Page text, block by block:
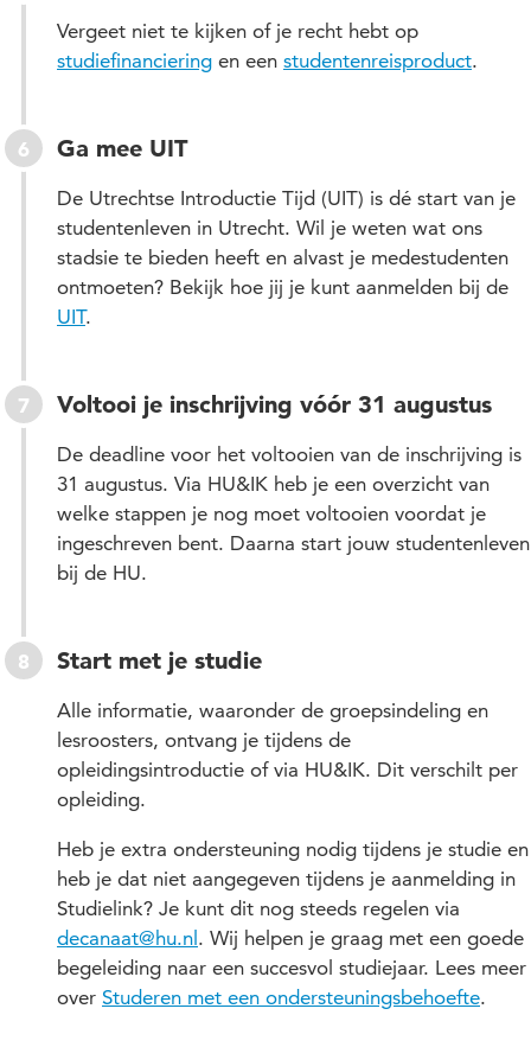
mogelijk, uiterlijk voor de startdatum van je studie.
Maak je geen zorgen dat je meteen moet betalen:
pagina Collegeld en betalen
Verifiëren vooropleiding
Meestal is je vooropleiding door DUO geverifieerd.
Is dat niet het geval bij jou? Lees dan meer opde
pagina Toelatingseisen en inschrijfvoorwaarden.
InternationalHU.com.
Vergeet niet te kijken of je recht hebt op
studiefinanciering en een studentenreisproduct.
Ga mee UIT
De Utrechtse Introductie Tijd (UIT) is dé start van je
studentenleven in Utrecht. Wil je weten wat ons
stadsie te bieden heeft en alvast je medestudenten
ontmoeten? Bekijk hoe jij je kunt aanmelden bij de
UIT.
Voltooi je inschrijving vóór 31 augustus
De deadline voor het voltooien van de inschrijving is
31 augustus. Via HU&IK heb je een overzicht van
welke stappen je nog moet voltooien voordat je
ingeschreven bent. Daarna start jouw studentenleven
bij de HU.
Start met je studie
Alle informatie, waaronder de groepsindeling en
lesroosters, ontvang je tijdens de
opleidingsintroductie of via HU&IK. Dit verschilt per
opleiding.
Heb je extra ondersteuning nodig tijdens je studie en
heb je dat niet aangegeven tijdens je aanmelding in
Studielink? Je kunt dit nog steeds regelen via
decanaat@hu.nl . Wij helpen je graag met een goede
begeleiding naar een succesvol studiejaar. Lees meer
over Studeren met een ondersteuningsbehoefte.